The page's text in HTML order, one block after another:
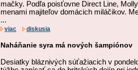
mačky. Podľa poisťovne Direct Line,
menami majiteľov domácich miláčikov.
...
viac diskusia
Naháňanie syra má nových šampiónov
Desiatky bláznivých súťažiacich v